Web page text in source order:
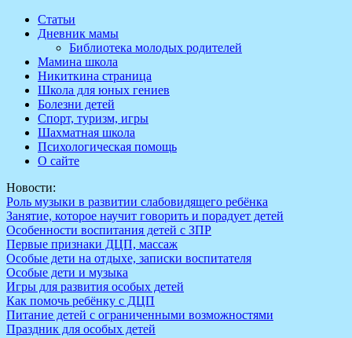
Перейти
содержимому
Статьи
Дневник мамы
Библиотека молодых родителей
Мамина школа
Никиткина страница
Школа для юных гениев
Болезни детей
Спорт, туризм, игры
Шахматная школа
Психологическая помощь
О сайте
Новости:
Роль музыки в развитии слабовидящего ребёнка
Занятие, которое научит говорить и порадует детей
Особенности воспитания детей с ЗПР
Первые признаки ДЦП, массаж
Особые дети на отдыхе, записки воспитателя
Особые дети и музыка
Игры для развития особых детей
Как помочь ребёнку с ДЦП
Питание детей с ограниченными возможностями
Праздник для особых детей